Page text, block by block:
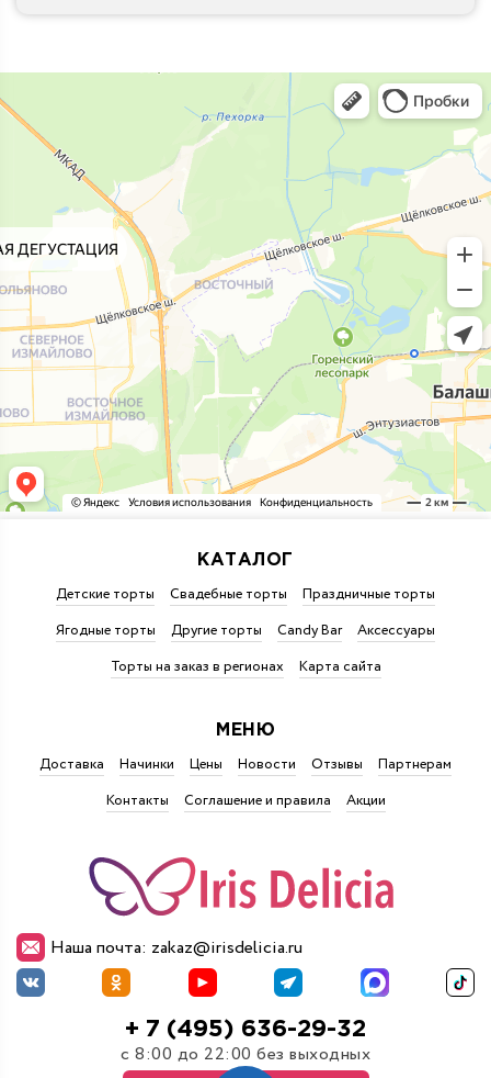
Наша почта: zakaz@irisdelicia.ru
+ 7 (495) 636-29-32
с 8:00 до 22:00 без выходных
КАТАЛОГ
Детские торты Свадебные торты
Праздничные торты
Ягодные торты
Другие торты Candy Bar
Аксессуары
Торты на заказ в регионах
Карта сайта
МЕНЮ
Доставка Начинки Цены Новости Отзывы
Партнерам
Контакты
Соглашение и правила Акции